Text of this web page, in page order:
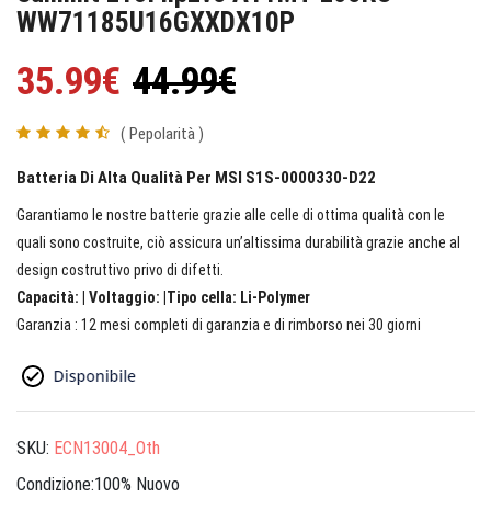
WW71185U16GXXDX10P
35.99€ 44.99€
( Pepolarità )
Batteria Di Alta Qualità Per MSI S1S-0000330-D22
Garantiamo le nostre batterie grazie alle celle di ottima qualità con le
quali sono costruite, ciò assicura un’altissima durabilità grazie anche al
design costruttivo privo di difetti.
Capacità: | Voltaggio: |Tipo cella: Li-Polymer
Garanzia : 12 mesi completi di garanzia e di rimborso nei 30 giorni
SKU: ECN13004_Oth
Condizione:100% Nuovo